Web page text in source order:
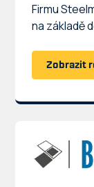
Firmu
na základě
naší firmu
dopravníku
mohu jen
Zobrazit